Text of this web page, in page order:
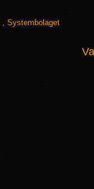
Systembolaget